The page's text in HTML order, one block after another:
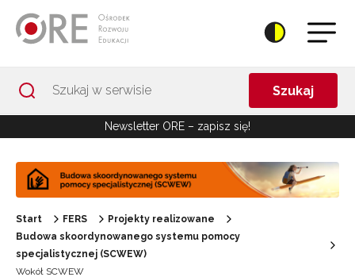
Szukaj
Newsletter ORE – zapisz się!
Start FERS
Projekty realizowane
Budowa skoordynowanego systemu pomocy
specjalistycznej (SCWEW)
Wokół SCWEW